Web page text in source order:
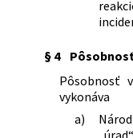
§ 4
Pôsobnosť
vykonáva
a)